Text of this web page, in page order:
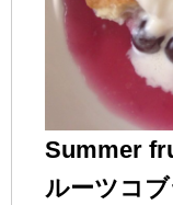
Summer
ルーツコブ